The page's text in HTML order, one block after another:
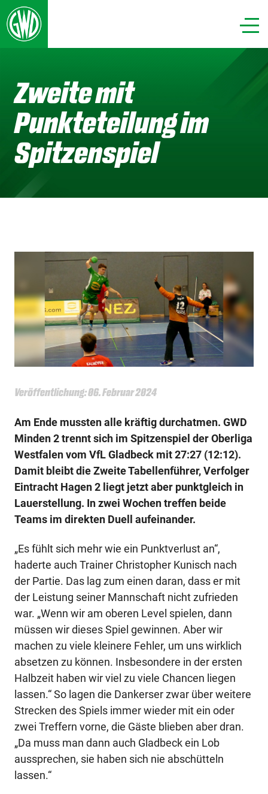
Zweite mit
Punkteteilung im
Spitzenspiel
Veröffentlichung: 06. Februar 2024
Am Ende mussten alle kräftig durchatmen. GWD
Minden 2 trennt sich im Spitzenspiel der Oberliga
Westfalen vom VfL Gladbeck mit 27:27 (12:12).
Damit bleibt die Zweite Tabellenführer, Verfolger
Eintracht Hagen 2 liegt jetzt aber punktgleich in
Lauerstellung. In zwei Wochen treffen beide
Teams im direkten Duell aufeinander.
„Es fühlt sich mehr wie ein Punktverlust an“,
haderte auch Trainer Christopher Kunisch nach
der Partie. Das lag zum einen daran, dass er mit
der Leistung seiner Mannschaft nicht zufrieden
war. „Wenn wir am oberen Level spielen, dann
müssen wir dieses Spiel gewinnen. Aber wir
machen zu viele kleinere Fehler, um uns wirklich
absetzen zu können. Insbesondere in der ersten
Halbzeit haben wir viel zu viele Chancen liegen
lassen.“ So lagen die Dankerser zwar über weitere
Strecken des Spiels immer wieder mit ein oder
zwei Treffern vorne, die Gäste blieben aber dran.
„Da muss man dann auch Gladbeck ein Lob
aussprechen, sie haben sich nie abschütteln
lassen.“